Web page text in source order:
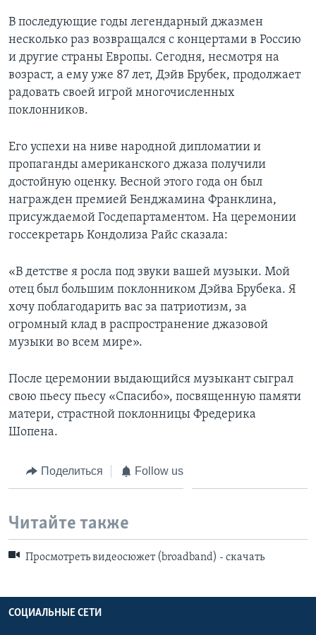
В последующие годы легендарный джазмен
несколько раз возвращался с концертами в Россию
и другие страны Европы. Сегодня, несмотря на
возраст, а ему уже 87 лет, Дэйв Брубек, продолжает
радовать своей игрой многочисленных
поклонников.
Его успехи на ниве народной дипломатии и
пропаганды американского джаза получили
достойную оценку. Весной этого года он был
награжден премией Бенджамина Франклина,
присуждаемой Госдепартаментом. На церемонии
госсекретарь Кондолиза Райс сказала:
«В детстве я росла под звуки вашей музыки. Мой
отец был большим поклонником Дэйва Брубека. Я
хочу поблагодарить вас за патриотизм, за
огромный клад в распространение джазовой
музыки во всем мире».
После церемонии выдающийся музыкант сыграл
свою пьесу пьесу «Спасибо», посвященную памяти
матери, страстной поклонницы Фредерика
Шопена.
Поделиться Follow us
Читайте также
Просмотреть видеосюжет (broadband) - скачать
СОЦИАЛЬНЫЕ СЕТИ